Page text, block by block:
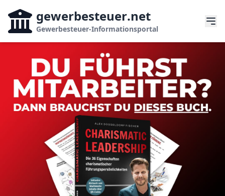
gewerbesteuer.net
Gewerbesteuer-Informationsportal